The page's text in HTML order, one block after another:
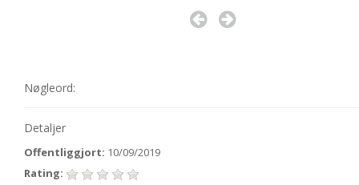
Nøgleord:
Detaljer
Offentliggjort: 10/09/2019
Rating: